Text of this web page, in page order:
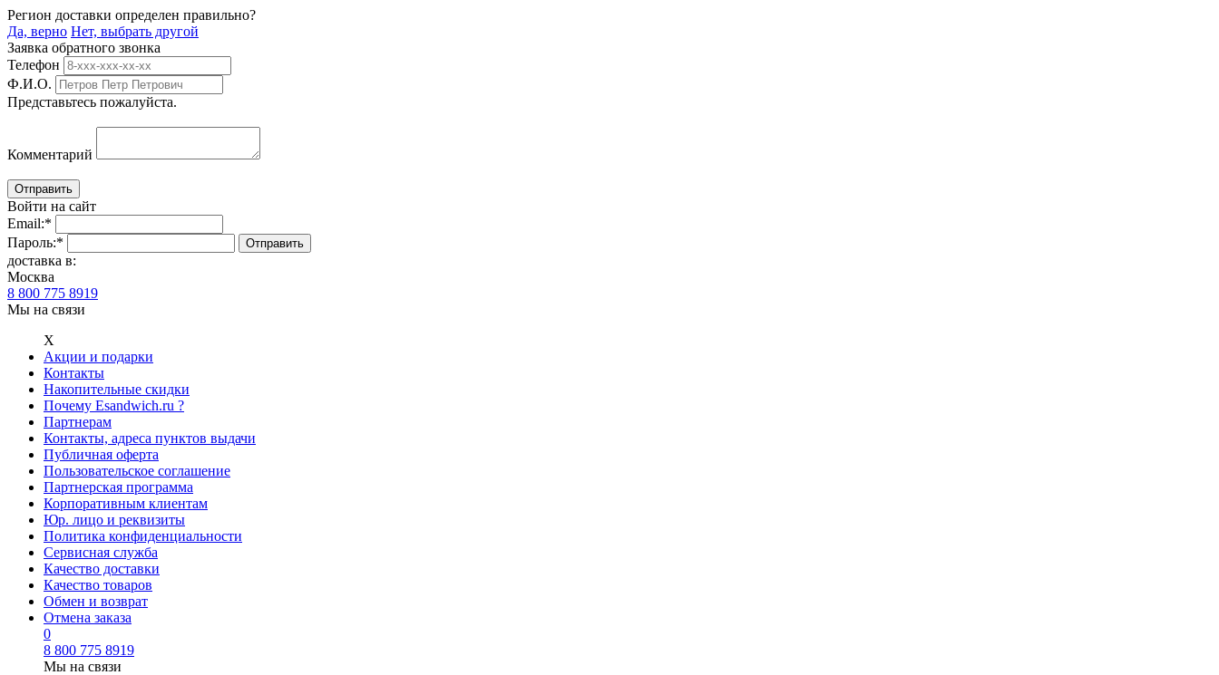
Регион доставки определен правильно?
Да, верно Нет, выбрать другой
Заявка обратного звонка
Телефон
Ф.И.О.
Представьтесь пожалуйста.
Комментарий
Войти на сайт
Email:*
Пароль:*
доставка в:
Москва
8 800 775 8919
Мы на связи
Х
Акции и подарки
Контакты
Накопительные скидки
Почему Esandwich.ru ?
Партнерам
Контакты, адреса пунктов выдачи
Публичная оферта
Пользовательское соглашение
Партнерская программа
Корпоративным клиентам
Юр. лицо и реквизиты
Политика конфиденциальности
Сервисная служба
Качество доставки
Качество товаров
Обмен и возврат
Отмена заказа
0
8 800 775 8919
Мы на связи